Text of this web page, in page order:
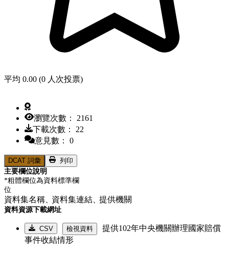
平均 0.00 (0 人次投票)
瀏覽次數： 2161
下載次數： 22
意見數： 0
DCAT 詞彙
列印
主要欄位說明
*粗體欄位為資料標準欄
位
資料集名稱、資料集連結、提供機關
資料資源下載網址
CSV 檢視資料
提供102年中央機關辦理國家賠償
事件收結情形